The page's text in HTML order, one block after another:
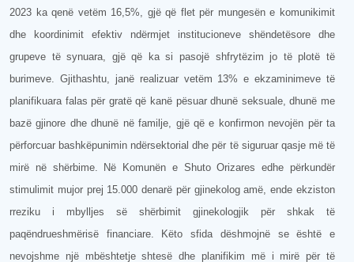
2023 ka qenë vetëm 16,5%, gjë që flet për mungesën e komunikimit
dhe koordinimit efektiv ndërmjet institucioneve shëndetësore dhe
grupeve të synuara, gjë që ka si pasojë shfrytëzim jo të plotë të
burimeve. Gjithashtu, janë realizuar vetëm 13% e ekzaminimeve të
planifikuara falas për gratë që kanë pësuar dhunë seksuale, dhunë me
bazë gjinore dhe dhunë në familje, gjë që e konfirmon nevojën për ta
përforcuar bashkëpunimin ndërsektorial dhe për të siguruar qasje më të
mirë në shërbime. Në Komunën e Shuto Orizares edhe përkundër
stimulimit mujor prej 15.000 denarë për gjinekolog amë, ende ekziston
rreziku i mbylljes së shërbimit gjinekologjik për shkak të
paqëndrueshmërisë financiare. Këto sfida dëshmojnë se është e
nevojshme një mbështetje shtesë dhe planifikim më i mirë për të